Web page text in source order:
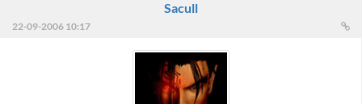
Sacull
22-09-2006 10:17